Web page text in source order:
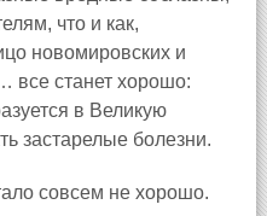
что и как,
новомировских и
все станет хорошо:
в Великую
застарелые болезни.
совсем не хорошо.